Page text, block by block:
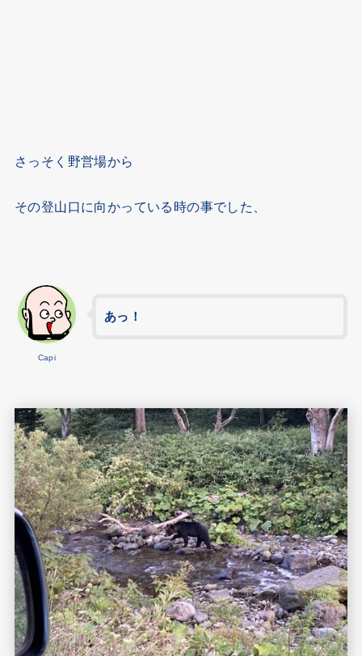
さっそく野営場から
その登山口に向かっている時の事でした、
Capi
あっ！